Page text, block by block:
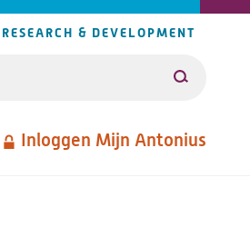
RESEARCH & DEVELOPMENT
Zoeken
Inloggen Mijn Antonius